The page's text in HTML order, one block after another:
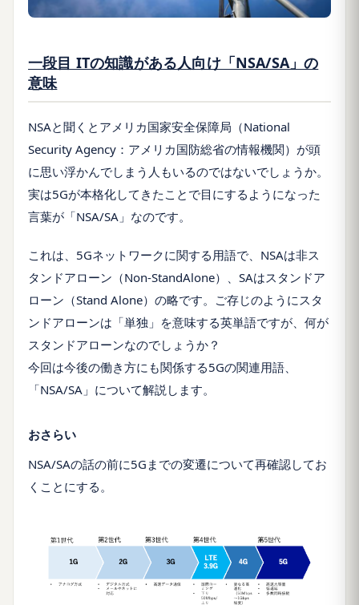
一段目 ITの知識がある人向け「NSA/SA」の
意味
NSAと聞くとアメリカ国家安全保障局（National
Security Agency：アメリカ国防総省の情報機関）が頭
に思い浮かんでしまう人もいるのではないでしょうか。
実は5Gが本格化してきたことで目にするようになった
言葉が「NSA/SA」なのです。
これは、5Gネットワークに関する用語で、NSAは非ス
タンドアローン（Non-StandAlone）、SAはスタンドア
ローン（Stand Alone）の略です。ご存じのようにスタ
ンドアローンは「単独」を意味する英単語ですが、何が
スタンドアローンなのでしょうか？
今回は今後の働き方にも関係する5Gの関連用語、
「NSA/SA」について解説します。
おさらい
NSA/SAの話の前に5Gまでの変遷について再確認してお
くことにする。